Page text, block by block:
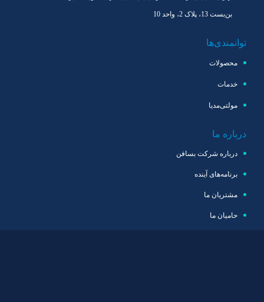
بن‌بست 13، پلاک 2، واحد 10
توانمندی‌ها
محصولات
خدمات
مولتی‌مدیا
درباره ما
درباره شرکت بسافن
برنامه‌های آینده
مشتریان ما
حامیان ما